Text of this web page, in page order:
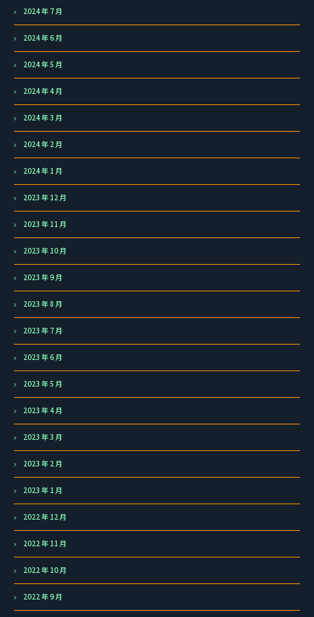
2024 年 7 月
2024 年 6 月
2024 年 5 月
2024 年 4 月
2024 年 3 月
2024 年 2 月
2024 年 1 月
2023 年 12 月
2023 年 11 月
2023 年 10 月
2023 年 9 月
2023 年 8 月
2023 年 7 月
2023 年 6 月
2023 年 5 月
2023 年 4 月
2023 年 3 月
2023 年 2 月
2023 年 1 月
2022 年 12 月
2022 年 11 月
2022 年 10 月
2022 年 9 月